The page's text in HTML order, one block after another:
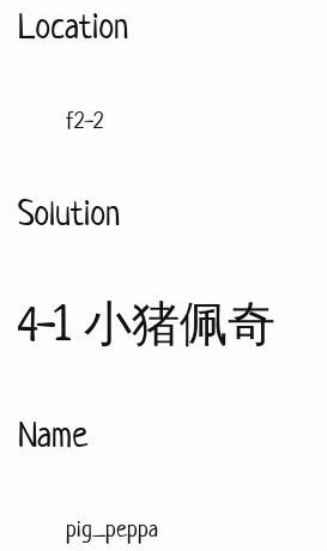
Location
f2-2
Solution
4-1 小猪佩奇
Name
pig_peppa